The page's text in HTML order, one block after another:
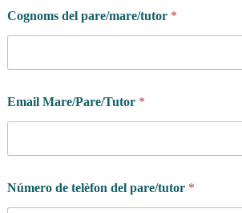
Cognoms del pare/mare/tutor *
Email Mare/Pare/Tutor *
Número de telèfon del pare/tutor *